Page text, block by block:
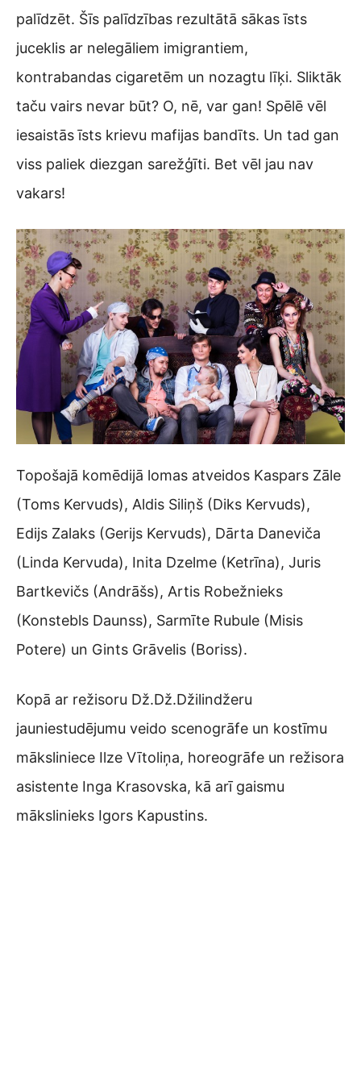
palīdzēt. Šīs palīdzības rezultātā sākas īsts
juceklis ar nelegāliem imigrantiem,
kontrabandas cigaretēm un nozagtu līķi. Sliktāk
taču vairs nevar būt? O, nē, var gan! Spēlē vēl
iesaistās īsts krievu mafijas bandīts. Un tad gan
viss paliek diezgan sarežģīti. Bet vēl jau nav
vakars!
Topošajā komēdijā lomas atveidos Kaspars Zāle
(Toms Kervuds), Aldis Siliņš (Diks Kervuds),
Edijs Zalaks (Gerijs Kervuds), Dārta Daneviča
(Linda Kervuda), Inita Dzelme (Ketrīna), Juris
Bartkevičs (Andrāšs), Artis Robežnieks
(Konstebls Daunss), Sarmīte Rubule (Misis
Potere) un Gints Grāvelis (Boriss).
Kopā ar režisoru Dž.Dž.Džilindžeru
jauniestudējumu veido scenogrāfe un kostīmu
māksliniece Ilze Vītoliņa, horeogrāfe un režisora
asistente Inga Krasovska, kā arī gaismu
mākslinieks Igors Kapustins.